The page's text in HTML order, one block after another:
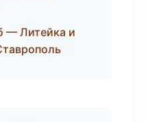
— Литейка и